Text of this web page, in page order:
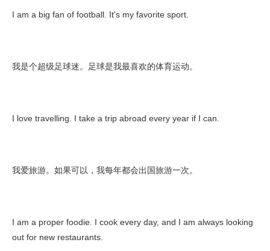
I am a big fan of football. It's my favorite sport.
我是个超级足球迷。足球是我最喜欢的体育运动。
I love travelling. I take a trip abroad every year if I can.
我爱旅游。如果可以，我每年都会出国旅游一次。
I am a proper foodie. I cook every day, and I am always looking
out for new restaurants.